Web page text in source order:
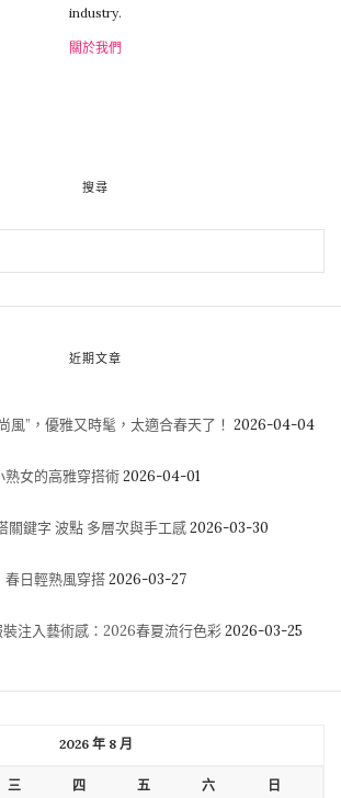
industry.
關於我們
搜尋
近期文章
風”，優雅又時髦，太適合春天了！ 2026-04-04
熟女的高雅穿搭術 2026-04-01
關鍵字 波點 多層次與手工感 2026-03-30
春日輕熟風穿搭 2026-03-27
注入藝術感：2026春夏流行色彩 2026-03-25
2026 年 8 月
三 四 五 六 日